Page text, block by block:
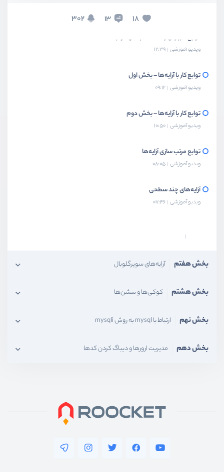
18
13
302
توابع کاربردی رشته‌ها – بخش دوم
ویدیو آموزشی 12:39
توابع کار با آرایه‌ها – بخش اول
ویدیو آموزشی 09:12
توابع کار با آرایه‌ها – بخش دوم
ویدیو آموزشی 10:50
توابع مرتب سازی آرایه‌ها
ویدیو آموزشی 08:05
آرایه‌های چند سطحی
ویدیو آموزشی 07:46
بخش هفتم آرایه‌‌های سوپرگلوبال
بخش هشتم کوکی‌ها و سشن‌ها
بخش نهم ارتباط با mysql به روش mysqli
بخش دهم مدیریت ارورها و دیباگ کردن کدها